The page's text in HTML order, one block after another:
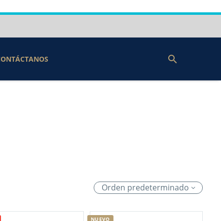
Orden predeterminado
NUEVO